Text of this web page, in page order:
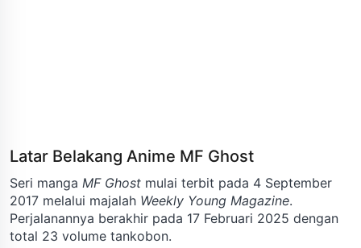
Latar Belakang Anime MF Ghost
Seri manga MF Ghost mulai terbit pada 4 September
2017 melalui majalah Weekly Young Magazine.
Perjalanannya berakhir pada 17 Februari 2025 dengan
total 23 volume tankobon.